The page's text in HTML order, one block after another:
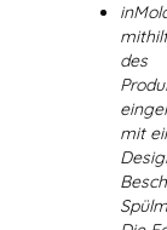
des
mit